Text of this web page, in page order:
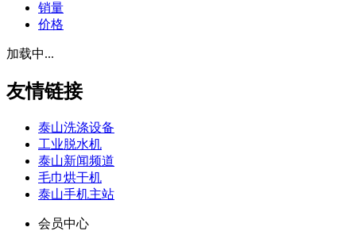
销量
价格
加载中...
友情链接
泰山洗涤设备
工业脱水机
泰山新闻频道
毛巾烘干机
泰山手机主站
会员中心